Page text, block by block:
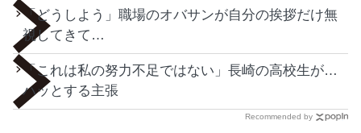
「どうしよう」職場のオバサンが自分の挨拶だけ無
視してきて…
「これは私の努力不足ではない」長崎の高校生が…
ハッとする主張
Recommended by